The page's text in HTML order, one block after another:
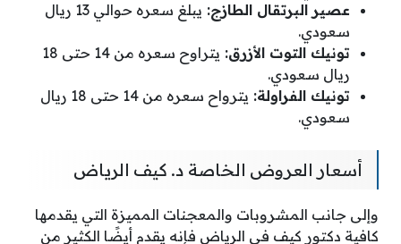
عصير البرتقال الطازج:
يبلغ سعره حوالي 13 ريال
سعودي.
تونيك التوت الأزرق:
يتراوح سعره من 14 حتى 18
ريال سعودي.
تونيك الفراولة:
يترواح سعره من 14 حتى 18 ريال
سعودي.
أسعار العروض الخاصة د. كيف الرياض
وإلى جانب المشروبات والمعجنات المميزة التي يقدمها
كافية دكتور كيف في الرياض فإنه يقدم أيضًا الكثير من